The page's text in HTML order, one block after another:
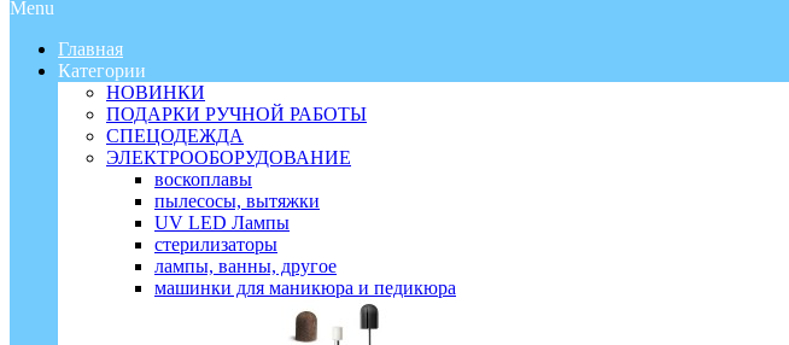
Menu
Главная
Категории
НОВИНКИ
ПОДАРКИ РУЧНОЙ РАБОТЫ
СПЕЦОДЕЖДА
ЭЛЕКТРООБОРУДОВАНИЕ
воскоплавы
пылесосы, вытяжки
UV LED Лампы
стерилизаторы
лампы, ванны, другое
машинки для маникюра и педикюра